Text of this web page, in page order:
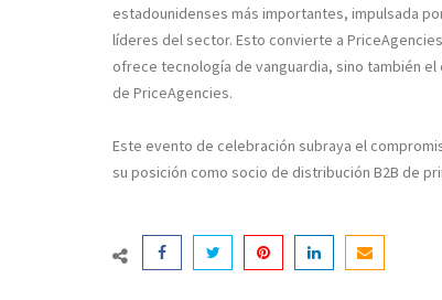
estadounidenses más importantes, impulsada
líderes del sector. Esto convierte a
ofrece tecnología de vanguardia, sino también
de PriceAgencies.
Este evento de celebración subraya el
su posición como socio de distribución B2B de